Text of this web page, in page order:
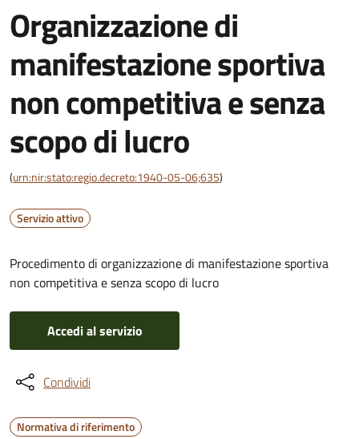
Organizzazione di
manifestazione sportiva
non competitiva e senza
scopo di lucro
(urn:nir:stato:regio.decreto:1940-05-06;635)
Servizio attivo
Procedimento di organizzazione di manifestazione sportiva
non competitiva e senza scopo di lucro
Accedi al servizio
Condividi
Normativa di riferimento